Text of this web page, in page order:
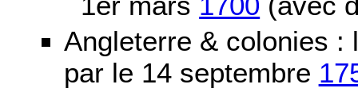
Angleterre & colonies
par le 14 septembre